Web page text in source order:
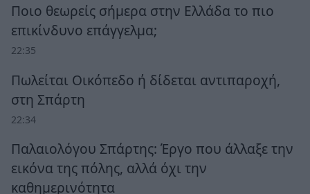
Ποιο θεωρείς σήμερα στην Ελλάδα το πιο
επικίνδυνο επάγγελμα;
22:35
Πωλείται Οικόπεδο ή δίδεται αντιπαροχή,
στη Σπάρτη
22:34
Παλαιολόγου Σπάρτης: Έργο που άλλαξε την
εικόνα της πόλης, αλλά όχι την
καθημερινότητα